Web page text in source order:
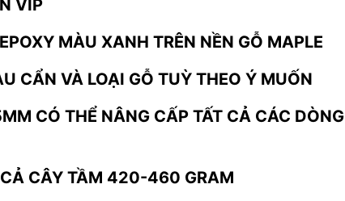
VIP
MÀU XANH TRÊN NỀN GỖ MAPLE
CẨN VÀ LOẠI GỖ TUỲ THEO Ý MUỐN
CÓ THỂ NÂNG CẤP TẤT CẢ CÁC DÒNG
CÂY TẦM 420-460 GRAM